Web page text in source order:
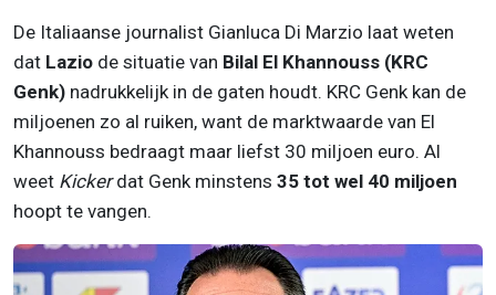
De Italiaanse journalist Gianluca Di Marzio laat weten
dat Lazio de situatie van Bilal El Khannouss (KRC
Genk) nadrukkelijk in de gaten houdt. KRC Genk kan de
miljoenen zo al ruiken, want de marktwaarde van El
Khannouss bedraagt maar liefst 30 miljoen euro. Al
weet Kickerdat Genk minstens 35 tot wel 40 miljoen
hoopt te vangen.